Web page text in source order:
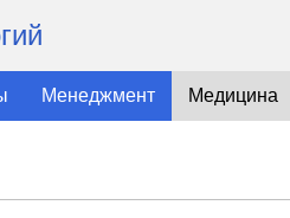
Менеджмент Медицина